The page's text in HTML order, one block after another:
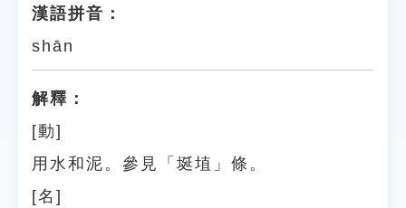
漢語拼音：
shān
解釋：
[動]
用水和泥。參見「埏埴」條。
[名]